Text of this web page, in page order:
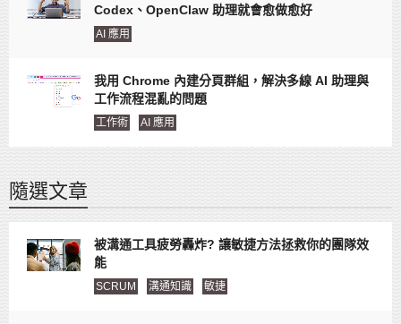
Codex、OpenClaw 助理就會愈做愈好
AI 應用
我用 Chrome 內建分頁群組，解決多線 AI 助理與
工作流程混亂的問題
工作術 AI 應用
隨選文章
被溝通工具疲勞轟炸? 讓敏捷方法拯救你的團隊效
能
SCRUM 溝通知識 敏捷